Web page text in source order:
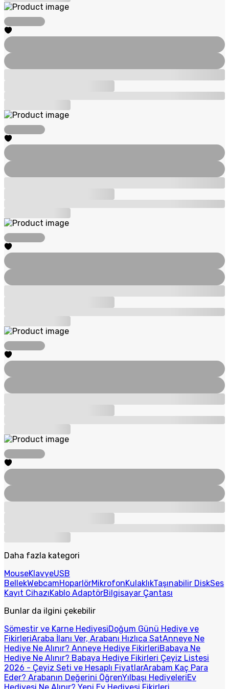
Daha fazla kategori
MouseKlavyeUSB
BellekWebcamHoparlörMikrofonKulaklıkTaşınabilir DiskSes
Kayıt CihazıKablo AdaptörBilgisayar Çantası
Bunlar da ilgini çekebilir
Sömestir ve Karne HediyesiDoğum Günü Hediye ve
FikirleriAraba İlanı Ver, Arabanı Hızlıca SatAnneye Ne
Hediye Ne Alınır? Anneye Hediye FikirleriBabaya Ne
Hediye Ne Alınır? Babaya Hediye Fikirleri Çeyiz Listesi
2026 - Çeyiz Seti ve Hesaplı FiyatlarArabam Kaç Para
Eder? Arabanın Değerini ÖğrenYılbaşı HediyeleriEv